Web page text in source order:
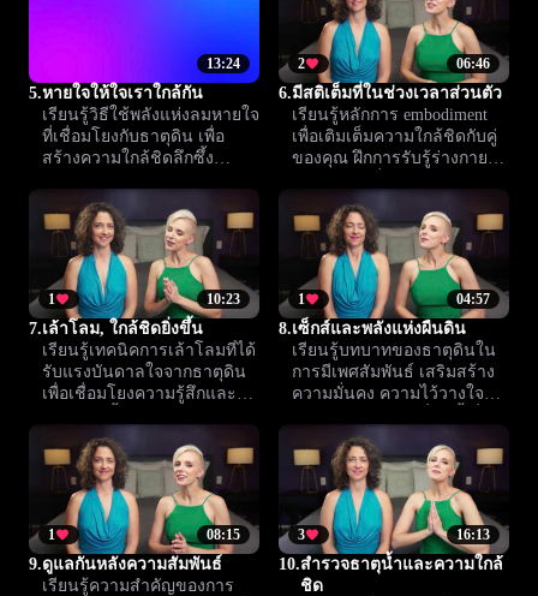
13:24
5.หายใจให้ใจเราใกล้กัน
เรียนรู้วิธีใช้พลังแห่งลมหายใจ
ที่เชื่อมโยงกับธาตุดิน เพื่อ
สร้างความใกล้ชิดลึกซึ้ง
เทคนิคฝึกหายใจง่ายๆ ที่ช่วย
เพิ่มความสัมพันธ์
06:46
2
6.มีสติเต็มที่ในช่วงเวลาส่วนตัว
เรียนรู้หลักการ embodiment
เพื่อเติมเต็มความใกล้ชิดกับคู่
ของคุณ ฝึกการรับรู้ร่างกาย
ประสบการณ์ที่ลึกซึ้งและมี
ความหมายมากขึ้น
10:23
1
7.เล้าโลม, ใกล้ชิดยิ่งขึ้น
เรียนรู้เทคนิคการเล้าโลมที่ได้
รับแรงบันดาลใจจากธาตุดิน
เพื่อเชื่อมโยงความรู้สึกและ
ให้แน่นแฟ้นยิ่งขึ้น
04:57
1
8.เซ็กส์และพลังแห่งผืนดิน
เรียนรู้บทบาทของธาตุดินใน
การมีเพศสัมพันธ์ เสริมสร้าง
ความมั่นคง ความไว้วางใจ
ขึ้นในความสัมพันธ์ของคุณ
08:15
1
9.ดูแลกันหลังความสัมพันธ์
เรียนรู้ความสำคัญของการ
16:13
3
10.สำรวจธาตุน้ำและความใกล้
ชิด